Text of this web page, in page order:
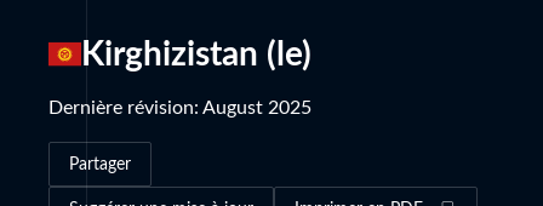
Kirghizistan (le)
Dernière révision: August 2025
Partager